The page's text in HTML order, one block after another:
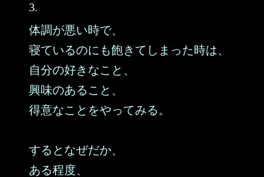
3.
体調が悪い時で、
寝ているのにも飽きてしまった時は、
自分の好きなこと、
興味のあること、
得意なことをやってみる。
するとなぜだか、
ある程度、